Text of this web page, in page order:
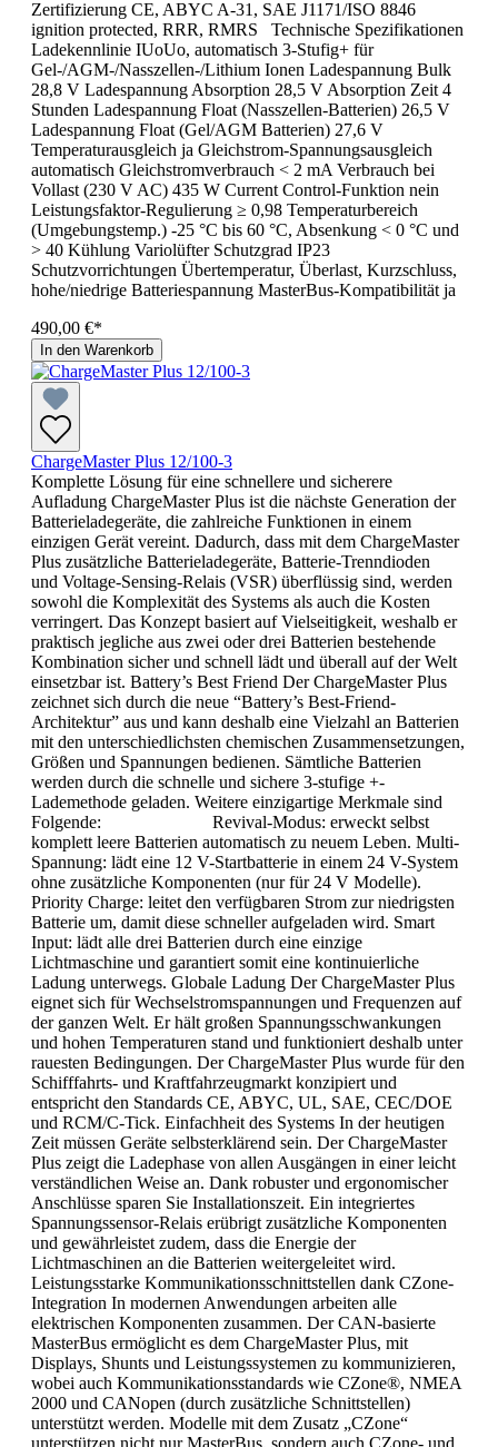
Zertifizierung CE, ABYC A-31, SAE J1171/ISO 8846
ignition protected, RRR, RMRS Technische Spezifikationen
Ladekennlinie IUoUo, automatisch 3-Stufig+ für
Gel-/AGM-/Nasszellen-/Lithium Ionen Ladespannung Bulk
28,8 V Ladespannung Absorption 28,5 V Absorption Zeit 4
Stunden Ladespannung Float (Nasszellen-Batterien) 26,5 V
Ladespannung Float (Gel/AGM Batterien) 27,6 V
Temperaturausgleich ja Gleichstrom-Spannungsausgleich
automatisch Gleichstromverbrauch < 2 mA Verbrauch bei
Vollast (230 V AC) 435 W Current Control-Funktion nein
Leistungsfaktor-Regulierung ≥ 0,98 Temperaturbereich
(Umgebungstemp.) -25 °C bis 60 °C, Absenkung < 0 °C und
> 40 Kühlung Variolüfter Schutzgrad IP23
Schutzvorrichtungen Übertemperatur, Überlast, Kurzschluss,
hohe/niedrige Batteriespannung MasterBus-Kompatibilität ja
490,00 €*
In den Warenkorb
ChargeMaster Plus 12/100-3
Komplette Lösung für eine schnellere und sicherere
Aufladung ChargeMaster Plus ist die nächste Generation der
Batterieladegeräte, die zahlreiche Funktionen in einem
einzigen Gerät vereint. Dadurch, dass mit dem ChargeMaster
Plus zusätzliche Batterieladegeräte, Batterie-Trenndioden
und Voltage-Sensing-Relais (VSR) überflüssig sind, werden
sowohl die Komplexität des Systems als auch die Kosten
verringert. Das Konzept basiert auf Vielseitigkeit, weshalb er
praktisch jegliche aus zwei oder drei Batterien bestehende
Kombination sicher und schnell lädt und überall auf der Welt
einsetzbar ist. Battery’s Best Friend Der ChargeMaster Plus
zeichnet sich durch die neue “Battery’s Best-Friend-
Architektur” aus und kann deshalb eine Vielzahl an Batterien
mit den unterschiedlichsten chemischen Zusammensetzungen,
Größen und Spannungen bedienen. Sämtliche Batterien
werden durch die schnelle und sichere 3-stufige +-
Lademethode geladen. Weitere einzigartige Merkmale sind
Folgende: Revival-Modus: erweckt selbst
komplett leere Batterien automatisch zu neuem Leben. Multi-
Spannung: lädt eine 12 V-Startbatterie in einem 24 V-System
ohne zusätzliche Komponenten (nur für 24 V Modelle).
Priority Charge: leitet den verfügbaren Strom zur niedrigsten
Batterie um, damit diese schneller aufgeladen wird. Smart
Input: lädt alle drei Batterien durch eine einzige
Lichtmaschine und garantiert somit eine kontinuierliche
Ladung unterwegs. Globale Ladung Der ChargeMaster Plus
eignet sich für Wechselstromspannungen und Frequenzen auf
der ganzen Welt. Er hält großen Spannungsschwankungen
und hohen Temperaturen stand und funktioniert deshalb unter
rauesten Bedingungen. Der ChargeMaster Plus wurde für den
Schifffahrts- und Kraftfahr­zeugmarkt konzipiert und
entspricht den Standards CE, ABYC, UL, SAE, CEC/DOE
und RCM/C-Tick. Einfachheit des Systems In der heutigen
Zeit müssen Geräte selbsterklärend sein. Der ChargeMaster
Plus zeigt die Ladephase von allen Ausgängen in einer leicht
verständlichen Weise an. Dank robuster und ergonomischer
Anschlüsse sparen Sie Installationszeit. Ein integriertes
Spannungssensor-Relais erübrigt zusätzliche Komponenten
und gewähr­leistet zudem, dass die Energie der
Lichtmaschinen an die Batterien weitergeleitet wird.
Leistungsstarke Kommunikationsschnittstellen dank CZone-
Integration In modernen Anwendungen arbeiten alle
elektrischen Komponenten zusammen. Der CAN-basierte
MasterBus ermöglicht es dem ChargeMaster Plus, mit
Displays, Shunts und Leistungssystemen zu kommunizieren,
wobei auch Kommunikationsstandards wie CZone®, NMEA
2000 und CANopen (durch zusätzliche Schnittstellen)
unterstützt werden. Modelle mit dem Zusatz „CZone“
unterstützen nicht nur MasterBus, sondern auch CZone- und